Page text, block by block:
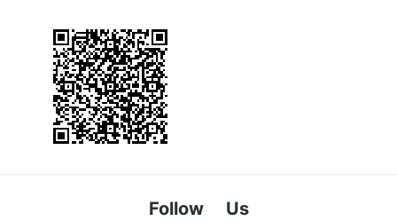
Follow Us